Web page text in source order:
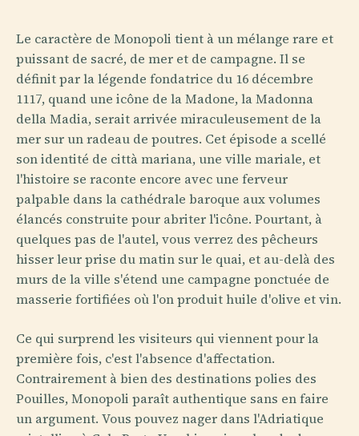
Le caractère de Monopoli tient à un mélange rare et
puissant de sacré, de mer et de campagne. Il se
définit par la légende fondatrice du 16 décembre
1117, quand une icône de la Madone, la Madonna
della Madia, serait arrivée miraculeusement de la
mer sur un radeau de poutres. Cet épisode a scellé
son identité de città mariana, une ville mariale, et
l'histoire se raconte encore avec une ferveur
palpable dans la cathédrale baroque aux volumes
élancés construite pour abriter l'icône. Pourtant, à
quelques pas de l'autel, vous verrez des pêcheurs
hisser leur prise du matin sur le quai, et au-delà des
murs de la ville s'étend une campagne ponctuée de
masserie fortifiées où l'on produit huile d'olive et vin.
Ce qui surprend les visiteurs qui viennent pour la
première fois, c'est l'absence d'affectation.
Contrairement à bien des destinations polies des
Pouilles, Monopoli paraît authentique sans en faire
un argument. Vous pouvez nager dans l'Adriatique